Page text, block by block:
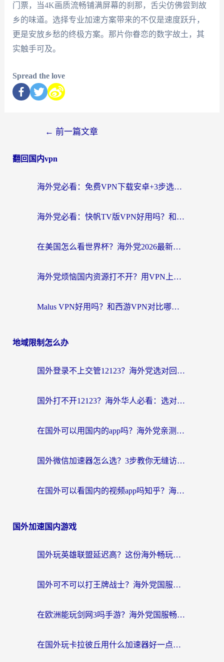
门票，当4K画质流畅铺满屏幕的刹那，舌尖仿佛尝到故
乡的味道。选择专业加速方案带来的不仅是速度跃升，
更是安放乡愁的终极方案。那片你眷恋的数字故土，其
实触手可及。
Spread the love
← 前一篇文章
翻回国内vpn
海外党必看：免费VPN下载安卓+3步选对国外到国内加速器，无缝刷国内资源
海外党必看：快帆TV版VPN好用吗？和斧牛手游VPN对比哪个回国效果更好？附电脑翻墙回国实用技巧
在美国怎么看世界杯？海外党2026最新回国加速器指南：从影音到游戏全搞定
海外党烦恼国内资源打不开？用VPN上海节点+这几点，轻松搞定回国加速！
Malus VPN好用吗？和西游VPN对比哪个回国效果更好？海外党亲测后的真实选择
地域限制怎么办
国外登录不上交管12123？海外党选对回国加速器，无缝访问国内资源不发愁
国外打不开12123？海外华人必看：选对回国加速器，无缝访问国内资源
在国外可以用国内的app吗？海外党亲测有效的回国加速方案
国外微信加速器怎么选？3步教你无缝访问国内资源（附避坑指南）
在国外可以看国内的视频app吗知乎？海外党亲测有效的追剧解决方案
国外加速国内游戏
国外玩英雄联盟延迟高？这份海外畅玩国服游戏的加速器终极指南帮你搞定
国外可不可以打王牌战士？海外党国服游戏加速终极指南（附3款热门游戏实测）
在欧洲能玩剑网3吗手游？海外党国服畅玩终极攻略（附三大热门游戏解决方案）
在国外玩卡拉彼丘用什么加速器好一点？海外党亲测有效的国服游戏加速指南